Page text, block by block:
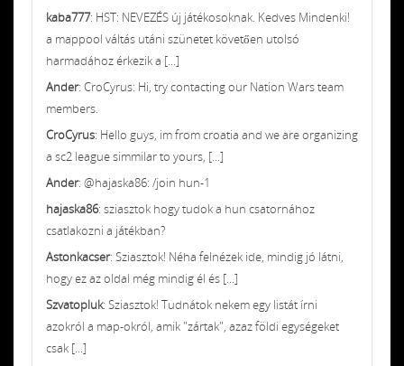
kaba777: HST: NEVEZÉS új játékosoknak. Kedves Mindenki!
a mappool váltás utáni szünetet követően utolsó
harmadához érkezik a [...]
Ander: CroCyrus: Hi, try contacting our Nation Wars team
members.
CroCyrus: Hello guys, im from croatia and we are organizing
a sc2 league simmilar to yours, [...]
Ander: @hajaska86: /join hun-1
hajaska86: sziasztok hogy tudok a hun csatornához
csatlakozni a játékban?
Astonkacser: Sziasztok! Néha felnézek ide, mindig jó látni,
hogy ez az oldal még mindig él és [...]
Szvatopluk: Sziasztok! Tudnátok nekem egy listát írni
azokról a map-okról, amik "zártak", azaz földi egységeket
csak [...]